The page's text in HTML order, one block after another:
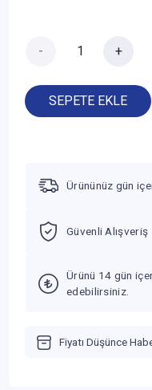
- +
SEPETE EKLE
Ürününüz gün
Güvenli Alışveriş
Ürünü 14 gün
edebilirsiniz.
Fiyatı Düşünce